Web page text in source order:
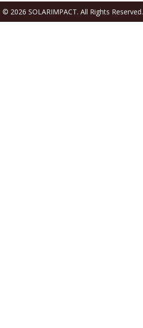
© 2026 SOLARIMPACT. All Rights Reserved.